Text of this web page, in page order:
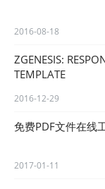
2016-08-18
ZGENESIS:
TEMPLATE
2016-12-29
免费PDF文件在线
2017-01-11